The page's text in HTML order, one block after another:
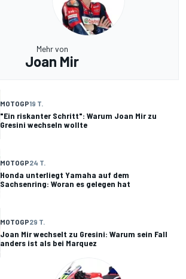
Mehr von
Joan Mir
MOTOGP19 T.
"Ein riskanter Schritt": Warum Joan Mir zu
Gresini wechseln wollte
MOTOGP24 T.
Honda unterliegt Yamaha auf dem
Sachsenring: Woran es gelegen hat
MOTOGP29 T.
Joan Mir wechselt zu Gresini: Warum sein Fall
anders ist als bei Marquez